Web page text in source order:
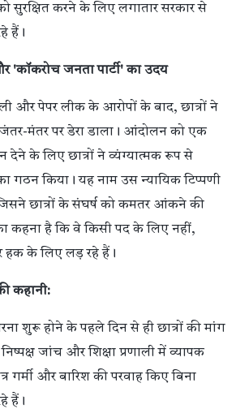
सुरक्षित करने के लिए लगातार सरकार से
हैं।
जनता पार्टी' का उदय
और पेपर लीक के आरोपों के बाद, छात्रों ने
मंतर पर डेरा डाला। आंदोलन को एक
के लिए छात्रों ने व्यंग्यात्मक रूप से
गठन किया। यह नाम उस न्यायिक टिप्पणी
छात्रों के संघर्ष को कमतर आंकने की
कहना है कि वे किसी पद के लिए नहीं,
के लिए लड़ रहे हैं।
कहानी:
शुरू होने के पहले दिन से ही छात्रों की मांग
जांच और शिक्षा प्रणाली में व्यापक
गर्मी और बारिश की परवाह किए बिना
हैं।